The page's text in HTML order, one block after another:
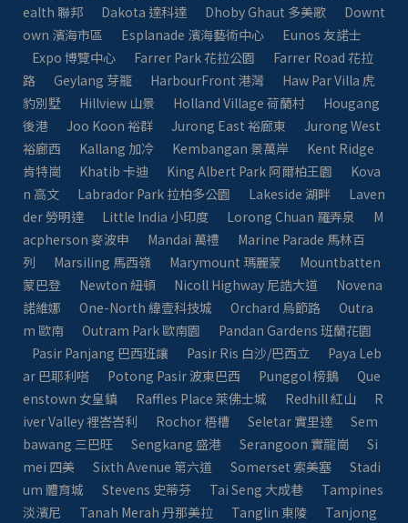
ealth 聯邦
Dakota 達科達 Dhoby Ghaut 多美歌
Downt
own 濱海市區
Esplanade 濱海藝術中心
Eunos 友諾士
Expo 博覽中心
Farrer Park 花拉公園
Farrer Road 花拉
路
Geylang 芽籠 HarbourFront 港灣
Haw Par Villa 虎
豹別墅
Hillview 山景 Holland Village 荷蘭村
Hougang
後港
Joo Koon 裕群 Jurong East 裕廊東
Jurong West
裕廊西
Kallang 加冷 Kembangan 景萬岸
Kent Ridge
肯特崗
Khatib 卡迪 King Albert Park 阿爾柏王園
Kova
n 高文
Labrador Park 拉柏多公園 Lakeside 湖畔
Laven
der 勞明達
Little India 小印度 Lorong Chuan 羅弄泉
M
acpherson 麥波申
Mandai 萬禮
Marine Parade 馬林百
列
Marsiling 馬西嶺 Marymount 瑪麗蒙
Mountbatten
蒙巴登
Newton 紐頓 Nicoll Highway 尼誥大道
Novena
諾維娜
One-North 緯壹科技城 Orchard 烏節路
Outra
m 歐南
Outram Park 歐南園
Pandan Gardens 班蘭花園
Pasir Panjang 巴西班讓
Pasir Ris 白沙/巴西立
Paya Leb
ar 巴耶利嗒
Potong Pasir 波東巴西 Punggol 榜鵝
Que
enstown 女皇鎮
Raffles Place 萊佛士城 Redhill 紅山
R
iver Valley 裡峇峇利
Rochor 梧槽 Seletar 實里達
Sem
bawang 三巴旺
Sengkang 盛港 Serangoon 實龍崗
Si
mei 四美
Sixth Avenue 第六道 Somerset 索美塞
Stadi
um 體育城
Stevens 史蒂芬 Tai Seng 大成巷
Tampines
淡濱尼
Tanah Merah 丹那美拉 Tanglin 東陵
Tanjong